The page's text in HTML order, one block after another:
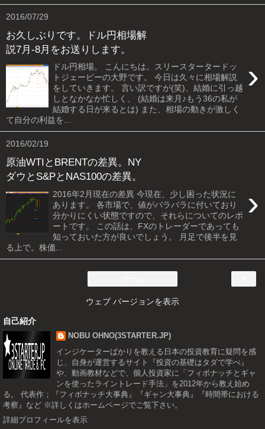
2016/07/29
お久しぶりです。ドル円相場解
説7月-8月をお送りします。
›
ドル円相場。 こんにちは。スリースタータードッ
トジェーピーの大野です。 今日は久々に相場解説
をしていきます。 言い訳ですが(笑)、結婚に引っ越
しとなかなか忙しく、 (結婚は来月♪もう36の私が
結婚する日が来るとは) また、相場の動きが激しく
て自分の利益を...
2016/02/19
原油WTIとBRENTの差異。NY
ダウとS&PとNAS100の差異。
›
2016年2月現在の差異 今現在、少し困った状況に
あります。 各市場で、値がバラバラに付いており
分かりにくい状態ですので、それらについてのレポ
ートです。 この話は、FXのトレーダーであっても
知っておいた方が良いでしょう。 月足で後半を見
る上で。株価...
ウェブ バージョンを表示
自己紹介
NOBU OHNO(3STARTER.JP)
インジケーターばかりを教える日本の投資教育に疑問を感
じ、自身が運営するサイト『投資の基礎はタダで学べ』
や、動画教材などで、個人投資家に「フィボナッチとギャ
ンを使ったライントレード手法」を2012年から教え始め
る。 代表作；『フィボナッチ大事典』『ギャン大事典』『時間帯における
考察』など ※詳しくはホームページでご覧下さい。
詳細プロフィールを表示